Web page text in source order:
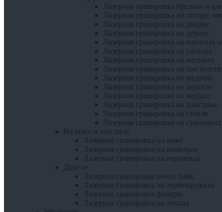
Лазерная гравировка брелков и
Лазерная гравировка на гитаре,
Лазерная гравировка на дверях
Лазерная гравировка на дереве
Лазерная гравировка на елочных
Лазерная гравировка на гильзах
Лазерная гравировка на жетонах
Лазерная гравировка на
Лазерная гравировка на медалях
Лазерная гравировка на зеркале
Лазерная гравировка на нардах
Лазерная гравировка на пластике
Лазерная гравировка на стекле
Лазерная гравировка на сувенирах
На коже и текстиле
Лазерная гравировка на коже
Лазерная гравировка на кошельке
Лазерная гравировка на перчатках
Другое
Лазерная гравировка power bank
Лазерная гравировка на термокружках
Лазерная гравировка фанеры
Лазерная гравировка на чехлах